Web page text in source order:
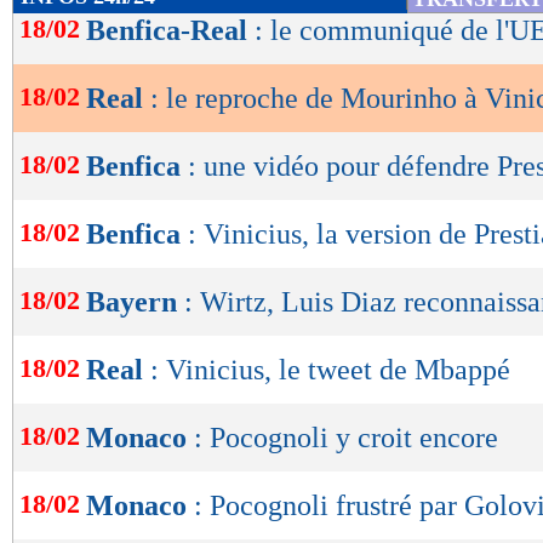
de
OK
18/02 Benfica-Real : le communiqué de
18/02 Real : le reproche de Mourinho à
18/02 Benfica : une vidéo pour défendre
18/02 Benfica : Vinicius, la version de
18/02 Bayern : Wirtz, Luis Diaz
18/02 Real : Vinicius, le tweet de Mbappé
18/02 Monaco : Pocognoli y croit encore
18/02 Monaco : Pocognoli frustré par